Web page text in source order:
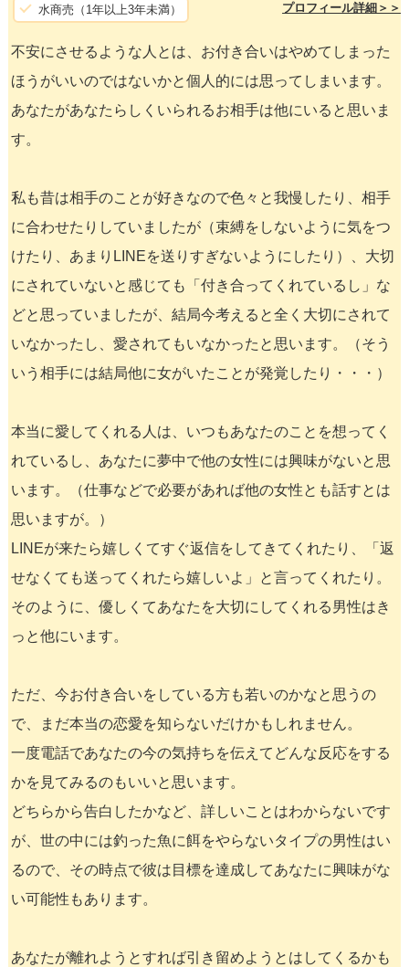
水商売（1年以上3年未満） プロフィール詳細＞＞
不安にさせるような人とは、お付き合いはやめてしまった
ほうがいいのではないかと個人的には思ってしまいます。
あなたがあなたらしくいられるお相手は他にいると思いま
す。
私も昔は相手のことが好きなので色々と我慢したり、相手
に合わせたりしていましたが（束縛をしないように気をつ
けたり、あまりLINEを送りすぎないようにしたり）、大切
にされていないと感じても「付き合ってくれているし」な
どと思っていましたが、結局今考えると全く大切にされて
いなかったし、愛されてもいなかったと思います。（そう
いう相手には結局他に女がいたことが発覚したり・・・）
本当に愛してくれる人は、いつもあなたのことを想ってく
れているし、あなたに夢中で他の女性には興味がないと思
います。（仕事などで必要があれば他の女性とも話すとは
思いますが。）
LINEが来たら嬉しくてすぐ返信をしてきてくれたり、「返
せなくても送ってくれたら嬉しいよ」と言ってくれたり。
そのように、優しくてあなたを大切にしてくれる男性はき
っと他にいます。
ただ、今お付き合いをしている方も若いのかなと思うの
で、まだ本当の恋愛を知らないだけかもしれません。
一度電話であなたの今の気持ちを伝えてどんな反応をする
かを見てみるのもいいと思います。
どちらから告白したかなど、詳しいことはわからないです
が、世の中には釣った魚に餌をやらないタイプの男性はい
るので、その時点で彼は目標を達成してあなたに興味がな
い可能性もあります。
あなたが離れようとすれば引き留めようとはしてくるかも